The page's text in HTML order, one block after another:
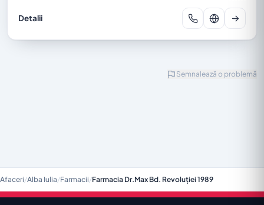
Detalii
Semnalează o problemă
Afaceri/Alba Iulia/Farmacii/Farmacia Dr.Max Bd. Revoluției 1989